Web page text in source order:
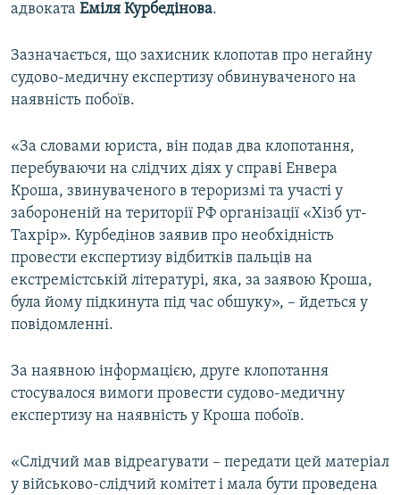
адвоката Еміля Курбедінова.
Зазначається, що захисник клопотав про негайну
судово-медичну експертизу обвинуваченого на
наявність побоїв.
«За словами юриста, він подав два клопотання,
перебуваючи на слідчих діях у справі Енвера
Кроша, звинуваченого в тероризмі та участі у
забороненій на території РФ організації «Хізб ут-
Тахрір». Курбедінов заявив про необхідність
провести експертизу відбитків пальців на
екстремістській літературі, яка, за заявою Кроша,
була йому підкинута під час обшуку», – йдеться у
повідомленні.
За наявною інформацією, друге клопотання
стосувалося вимоги провести судово-медичну
експертизу на наявність у Кроша побоїв.
«Слідчий мав відреагувати – передати цей матеріал
у військово-слідчий комітет і мала бути проведена